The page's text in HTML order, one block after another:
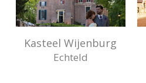
Kasteel Wijenburg
Echteld